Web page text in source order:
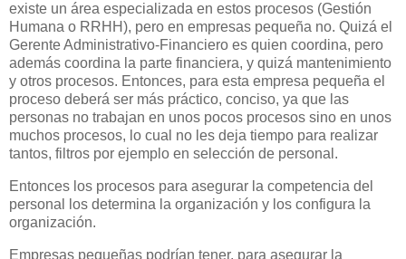
existe un área especializada en estos procesos (Gestión
Humana o RRHH), pero en empresas pequeña no. Quizá el
Gerente Administrativo-Financiero es quien coordina, pero
además coordina la parte financiera, y quizá mantenimiento
y otros procesos. Entonces, para esta empresa pequeña el
proceso deberá ser más práctico, conciso, ya que las
personas no trabajan en unos pocos procesos sino en unos
muchos procesos, lo cual no les deja tiempo para realizar
tantos, filtros por ejemplo en selección de personal.
Entonces los procesos para asegurar la competencia del
personal los determina la organización y los configura la
organización.
Empresas pequeñas podrían tener, para asegurar la